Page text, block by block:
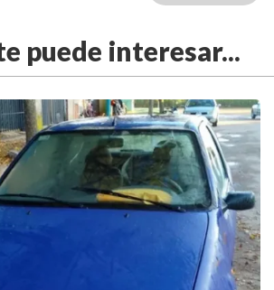
puede interesar...